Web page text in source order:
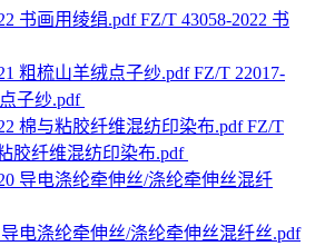
FZ/T 43058-2022 书
FZ/T 22017-
子纱.pdf
FZ/T
胶纤维混纺印染布.pdf
导电涤纶牵伸丝/涤纶牵伸丝混纤丝.pdf